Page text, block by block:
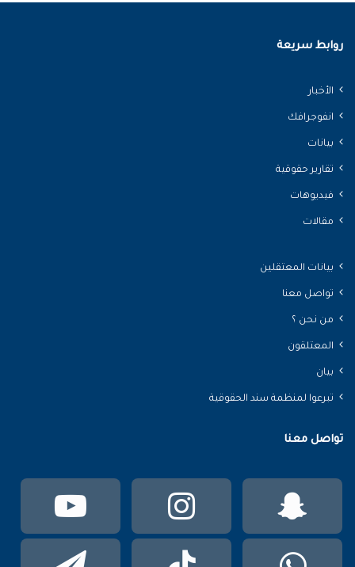
روابط سريعة
الأخبار
انفوجرافك
بيانات
تقارير حقوقية
فيديوهات
مقالات
بيانات المعتقلين
تواصل معنا
من نحن ؟
المعتلقون
بيان
تبرعوا لمنظمة سند الحقوقية
تواصل معنا
انستقرام
سناب